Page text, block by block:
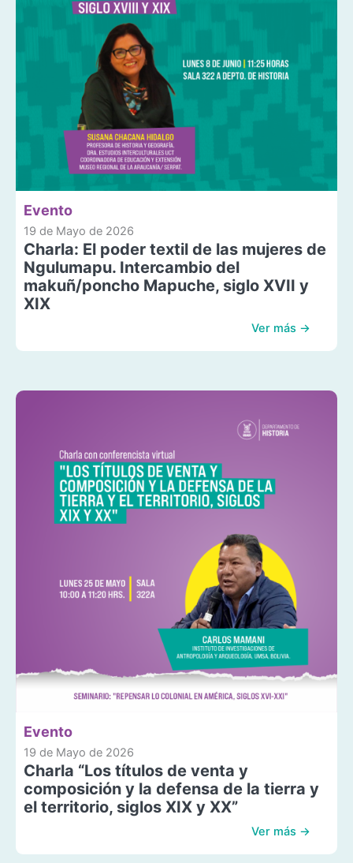
Evento
19 de Mayo de 2026
Charla: El poder textil de las mujeres de
Ngulumapu. Intercambio del
makuñ/poncho Mapuche, siglo XVII y
XIX
Ver más →
Evento
19 de Mayo de 2026
Charla “Los títulos de venta y
composición y la defensa de la tierra y
el territorio, siglos XIX y XX”
Ver más →